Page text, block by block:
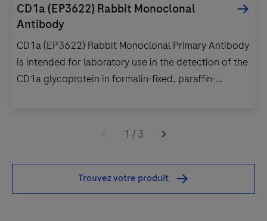
CD1a (EP3622) Rabbit Monoclonal
Antibody
CD1a (EP3622) Rabbit Monoclonal Primary Antibody
is intended for laboratory use in the detection of the
CD1a glycoprotein in formalin-fixed, paraffin-
examination, relevant clinical information, and
proper controls. This antibody is intended for in vitro
diagnostic (IVD) use.
Monoclonal
1 / 3
Trouvez votre produit